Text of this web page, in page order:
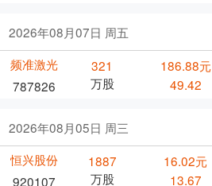
2026年08月07日 周五
频准激光
787826
321
万股
186.88元
49.42
2026年08月05日 周三
恒兴股份
920107
1887
万股
16.02元
13.67